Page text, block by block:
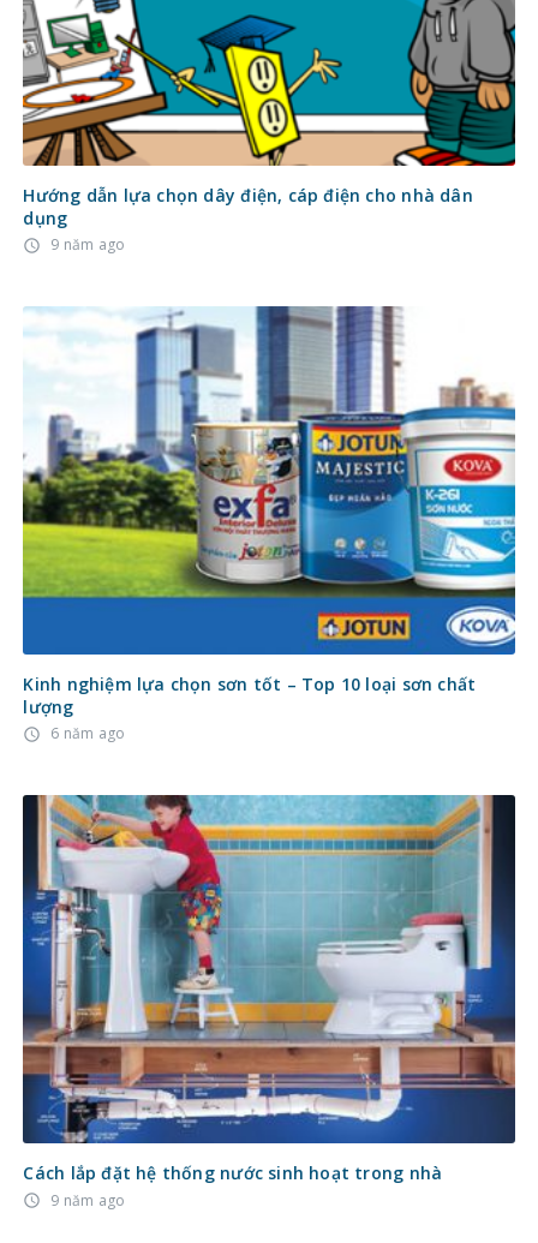
Hướng dẫn lựa chọn dây điện, cáp điện cho nhà dân
dụng
access_time 9 năm ago
Kinh nghiệm lựa chọn sơn tốt – Top 10 loại sơn chất
lượng
access_time 6 năm ago
Cách lắp đặt hệ thống nước sinh hoạt trong nhà
access_time 9 năm ago